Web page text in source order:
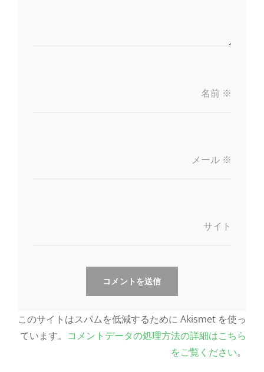
名前 ※
メール ※
サイト
このサイトはスパムを低減するために Akismet を使っ
ています。 コメントデータの処理方法の詳細はこちら
をご覧ください。